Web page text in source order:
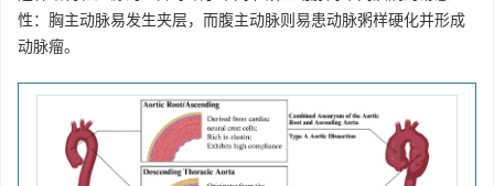
性：胸主动脉易发生夹层，而腹主动脉则易患动脉粥样硬化并形成
动脉瘤。